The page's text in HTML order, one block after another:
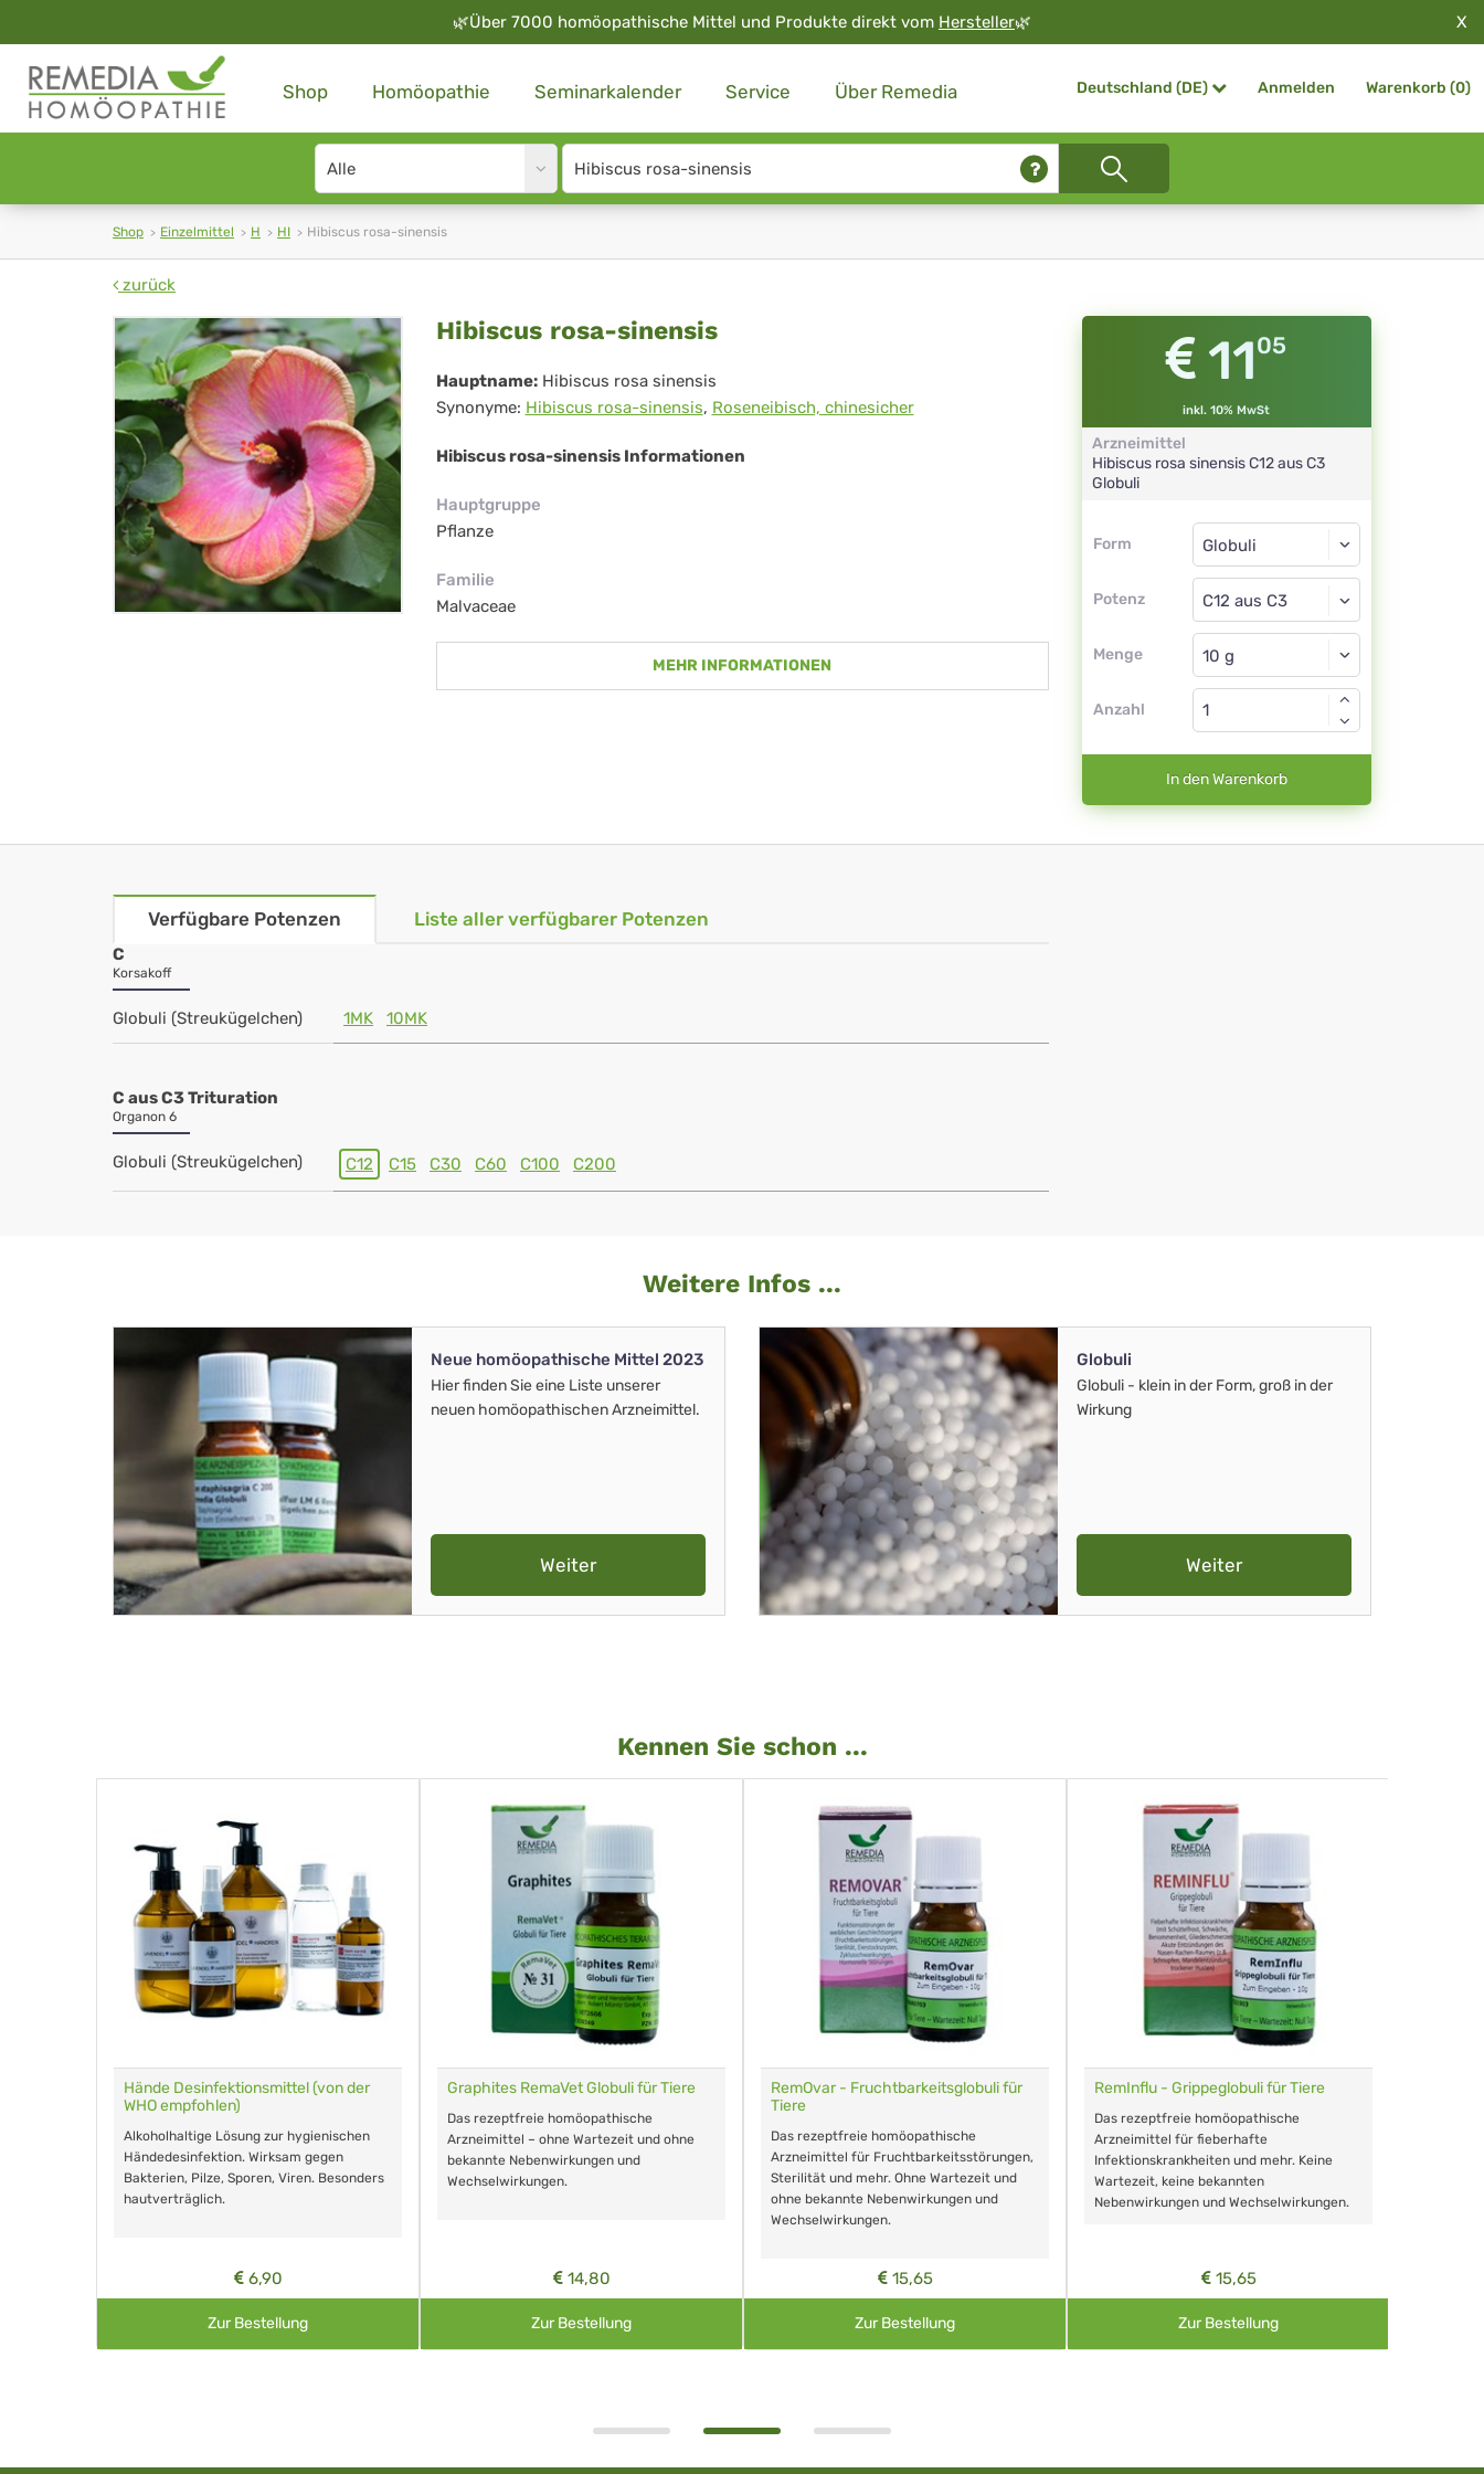
🌿Über 7000 homöopathische Mittel und Produkte direkt vom Hersteller🌿 X
Shop Homöopathie Seminarkalender Service Über Remedia Deutschland (DE) Anmelden Warenkorb (0)
Search
type
Site
search
Shop Einzelmittel H HI Hibiscus rosa-sinensis
zurück
Hibiscus
rosa-
sinensis
Hibiscus rosa-sinensis
Hauptname: Hibiscus rosa sinensis
Synonyme: Hibiscus rosa-sinensis, Roseneibisch, chinesicher
Hibiscus rosa-sinensis Informationen
Hauptgruppe
Pflanze
Familie
Malvaceae
MEHR INFORMATIONEN
1105
inkl. 10% MwSt
Arzneimittel
Hibiscus rosa sinensisC12 aus C3
Globuli
Form
Form
Potenz
Globuli
C12 aus C3
Menge
Globuli
Anzahl
In den Warenkorb
Verfügbare Potenzen Liste aller verfügbarer Potenzen
C
Korsakoff
Globuli (Streukügelchen) 1MK 10MK
C aus C3 Trituration
Organon 6
Globuli (Streukügelchen) C12 C15 C30 C60 C100 C200
Weitere Infos ...
Neue homöopathische Mittel 2023
Hier finden Sie eine Liste unserer
neuen homöopathischen Arzneimittel.
Weiter
Globuli
Globuli - klein in der Form, groß in der
Wirkung
Weiter
Kennen Sie schon ...
Hände Desinfektionsmittel (von der
WHO empfohlen)
Alkoholhaltige Lösung zur hygienischen
Händedesinfektion. Wirksam gegen
Bakterien, Pilze, Sporen, Viren. Besonders
hautverträglich.
6,90
Zur Bestellung
Graphites RemaVet Globuli für Tiere
Das rezeptfreie homöopathische
Arzneimittel – ohne Wartezeit und ohne
bekannte Nebenwirkungen und
Wechselwirkungen.
14,80
Zur Bestellung
RemOvar - Fruchtbarkeitsglobuli für
Tiere
Das rezeptfreie homöopathische
Arzneimittel für Fruchtbarkeitsstörungen,
Sterilität und mehr. Ohne Wartezeit und
ohne bekannte Nebenwirkungen und
Wechselwirkungen.
15,65
Zur Bestellung
RemInflu - Grippeglobuli für Tiere
Das rezeptfreie homöopathische
Arzneimittel für fieberhafte
Infektionskrankheiten und mehr. Keine
Wartezeit, keine bekannten
Nebenwirkungen und Wechselwirkungen.
15,65
Zur Bestellung